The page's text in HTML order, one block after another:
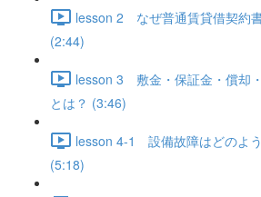
lesson 2 なぜ普通賃貸借契約
(2:44)
lesson 3 敷金・保証金・償却
とは？ (3:46)
lesson 4-1 設備故障はどのよ
(5:18)